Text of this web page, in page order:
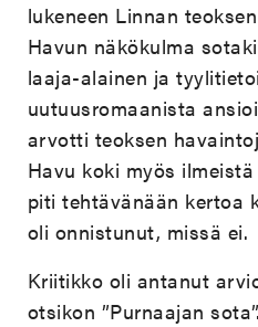
lukeneen Linnan
Havun näkökulma
laaja-alainen ja
uutuusromaanista
arvotti teoksen
Havu koki myös
piti tehtävänään kertoa
oli onnistunut, missä ei.
Kriitikko oli antanut
otsikon ”Purnaajan